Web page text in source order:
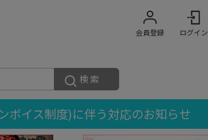
会員登録 ログイン
検索
ボイス制度)に伴う対応のお知らせ